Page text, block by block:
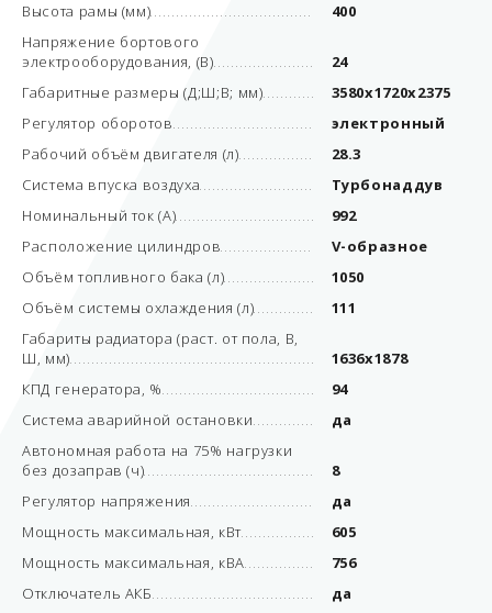
Высота рамы (мм)
400
Напряжение бортового
электрооборудования, (В)
24
Габаритные размеры (Д;Ш;В; мм)
3580x1720x2375
Регулятор оборотов
электронный
Рабочий объём двигателя (л)
28.3
Система впуска воздуха
Турбонаддув
Номинальный ток (А)
992
Расположение цилиндров
V-образное
Объём топливного бака (л)
1050
Объём системы охлаждения (л)
111
Габариты радиатора (раст. от пола, В,
Ш, мм)
1636х1878
КПД генератора, %
94
Система аварийной остановки
да
Автономная работа на 75% нагрузки
без дозаправ (ч)
8
Регулятор напряжения
да
Мощность максимальная, кВт
605
Мощность максимальная, кВА
756
Отключатель АКБ
да